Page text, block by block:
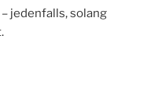
jedenfalls, solang